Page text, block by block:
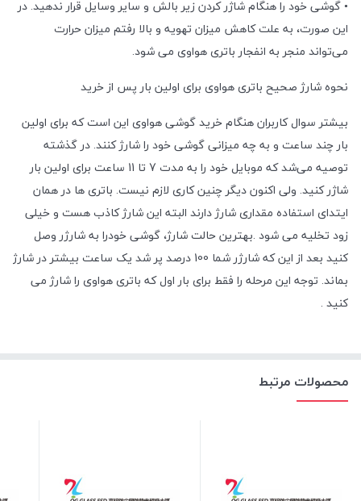
• گوشی خود را هنگام شاژر کردن زیر بالش و سایر وسایل قرار ندهید. در
این صورت، به علت کاهش میزان تهویه و بالا رفتم میزان حرارت
می‌تواند منجر به انفجار باتری هواوی می شود.
نحوه شارژ صحیح باتری هواوی برای اولین بار پس از خرید
بیشتر سوال کاربران هنگام خرید گوشی هواوی این است که برای اولین
بار چند ساعت و به چه میزانی گوشی خود را شارژ کنند. در گذشته
توصیه می‌شد که موبایل خود را به مدت 7 تا 11 ساعت برای اولین بار
شاژر کنید. ولی اکنون دیگر چنین کاری لازم نیست. باتری ها در همان
ایتدای استفاده مقداری شارژ دارند البته این شارژ کاذب هست و خیلی
زود تخلیه می شود .بهترین حالت شارژ، گوشی خودرا به شارژر وصل
کنید بعد از این که شارژر شما 100 درصد پر شد یک ساعت بیشتر در شارژ
بماند. توجه این مرحله را فقط برای بار اول که باتری هواوی را شارژ می
کنید .
محصولات مرتبط